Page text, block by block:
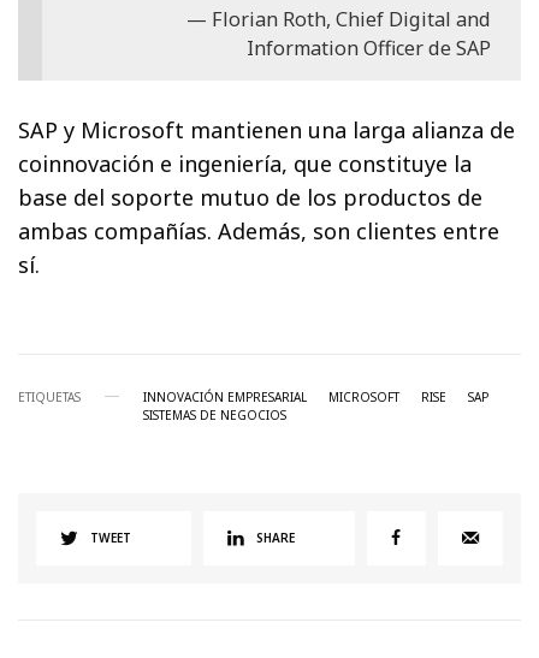
Florian Roth, Chief Digital and
Information Officer de SAP
SAP y Microsoft mantienen una larga alianza de
coinnovación e ingeniería, que constituye la
base del soporte mutuo de los productos de
ambas compañías. Además, son clientes entre
sí.
ETIQUETAS INNOVACIÓN EMPRESARIAL MICROSOFT RISE
SAP
SISTEMAS DE NEGOCIOS
TWEET SHARE